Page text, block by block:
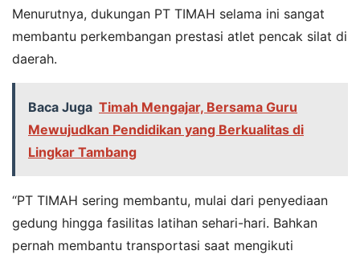
Menurutnya, dukungan PT TIMAH selama ini sangat
membantu perkembangan prestasi atlet pencak silat di
daerah.
Baca Juga Timah Mengajar, Bersama Guru
Mewujudkan Pendidikan yang Berkualitas di
Lingkar Tambang
“PT TIMAH sering membantu, mulai dari penyediaan
gedung hingga fasilitas latihan sehari-hari. Bahkan
pernah membantu transportasi saat mengikuti